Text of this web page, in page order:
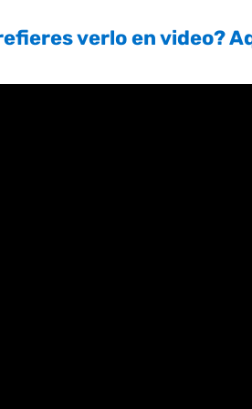
verlo en video?